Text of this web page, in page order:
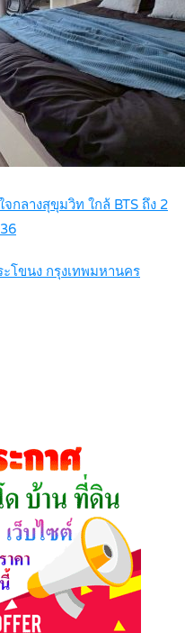
กลางสุขุมวิท ใกล้ BTS ถึง 2
โขนง กรุงเทพมหานคร